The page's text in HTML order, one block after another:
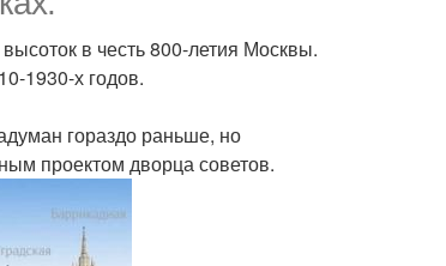
в честь 800-летия Москвы.
1930-х годов.
гораздо раньше, но
проектом дворца советов.